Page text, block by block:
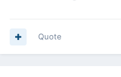
Quote